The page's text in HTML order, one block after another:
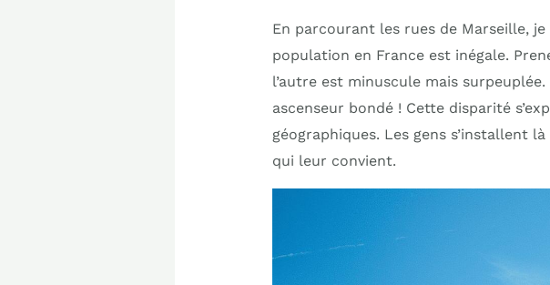
En parcourant les rues de Marseille,
population en France est inégale.
l’autre est minuscule mais
ascenseur bondé ! Cette disparité
géographiques. Les gens s’installent
qui leur convient.